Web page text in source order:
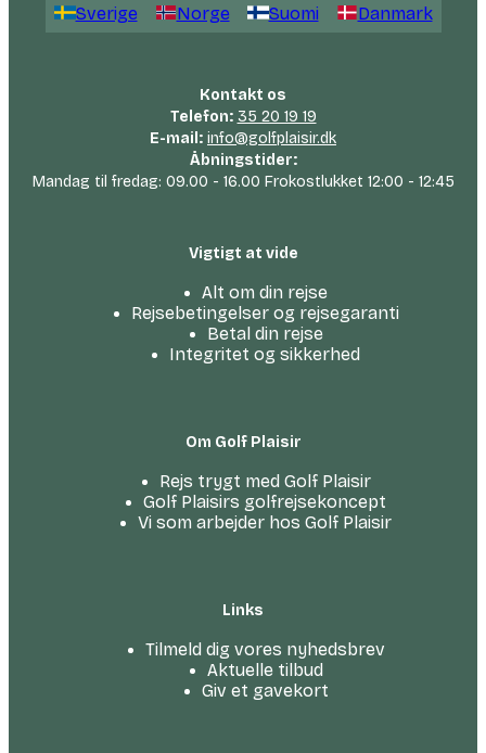
Sverige Norge Suomi Danmark
Kontakt os
Telefon: 35 20 19 19
E-mail: info@golfplaisir.dk
Åbningstider:
Mandag til fredag: 09.00 - 16.00 Frokostlukket 12:00 - 12:45
Vigtigt at vide
Alt om din rejse
Rejsebetingelser og rejsegaranti
Betal din rejse
Integritet og sikkerhed
Om Golf Plaisir
Rejs trygt med Golf Plaisir
Golf Plaisirs golfrejsekoncept
Vi som arbejder hos Golf Plaisir
Links
Tilmeld dig vores nyhedsbrev
Aktuelle tilbud
Giv et gavekort